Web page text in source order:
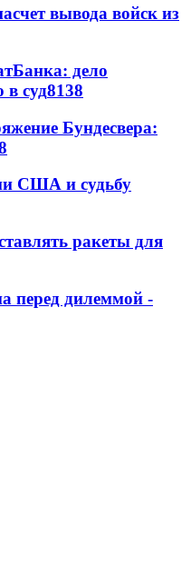
вывода войск из
дело
в суд8138
Бундесвера:
США и судьбу
ракеты для
перед дилеммой -